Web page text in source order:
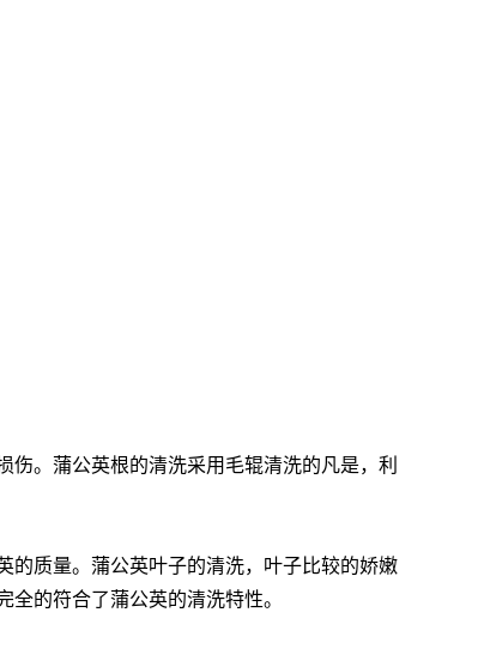
。蒲公英根的清洗采用毛辊清洗的凡是，利
的质量。蒲公英叶子的清洗，叶子比较的娇嫩
的符合了蒲公英的清洗特性。